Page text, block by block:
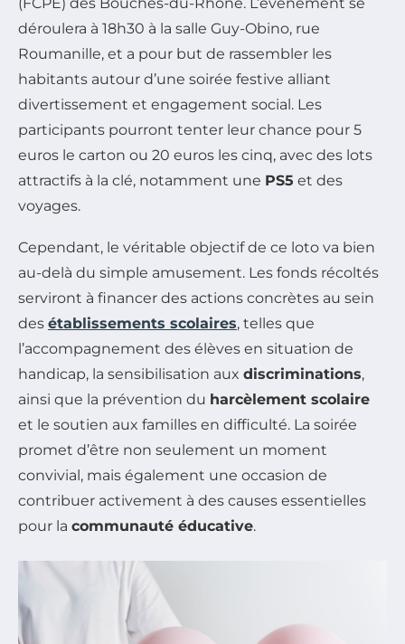
(FCPE) des Bouches-du-Rhône. L’événement se
déroulera à 18h30 à la salle Guy-Obino, rue
Roumanille, et a pour but de rassembler les
habitants autour d’une soirée festive alliant
divertissement et engagement social. Les
participants pourront tenter leur chance pour 5
euros le carton ou 20 euros les cinq, avec des lots
attractifs à la clé, notamment une PS5 et des
voyages.
Cependant, le véritable objectif de ce loto va bien
au-delà du simple amusement. Les fonds récoltés
serviront à financer des actions concrètes au sein
des établissements scolaires, telles que
l’accompagnement des élèves en situation de
handicap, la sensibilisation aux discriminations,
ainsi que la prévention du harcèlement scolaire
et le soutien aux familles en difficulté. La soirée
promet d’être non seulement un moment
convivial, mais également une occasion de
contribuer activement à des causes essentielles
pour la communauté éducative.